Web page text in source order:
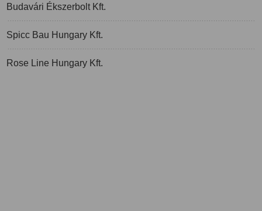
Budavári Ékszerbolt Kft.
Spicc Bau Hungary Kft.
Rose Line Hungary Kft.